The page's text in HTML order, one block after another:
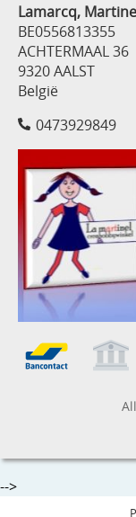
Lamarcq, Martine
BE0556813355
ACHTERMAAL 36
9320 AALST
België
0473929849
-->